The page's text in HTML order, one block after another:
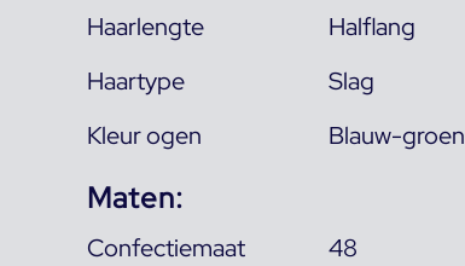
Haarlengte
Halflang
Haartype
Slag
Kleur ogen
Blauw-groen
Maten:
Confectiemaat
48